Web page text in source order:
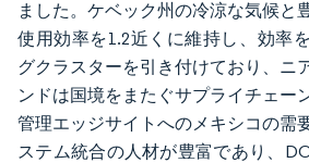
ました。ケベック州の冷涼な気候と
使用効率を1.2近くに維持し、効率
グクラスターを引き付けており、ニ
ンドは国境をまたぐサプライチェー
管理エッジサイトへのメキシコの需
ステム統合の人材が豊富であり、